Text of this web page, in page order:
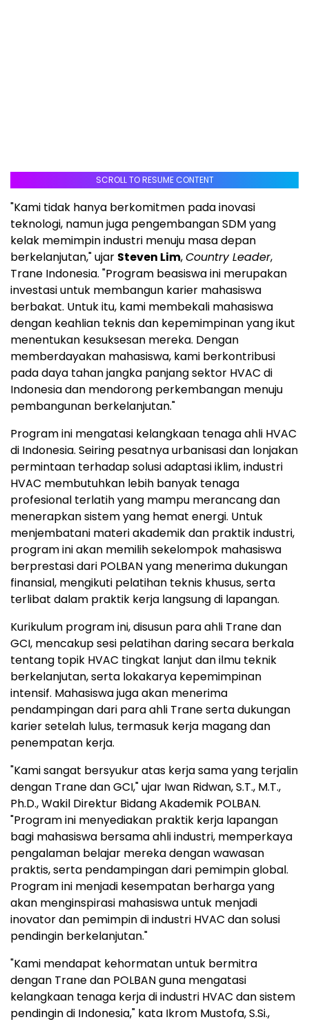
SCROLL TO RESUME CONTENT
"Kami tidak hanya berkomitmen pada inovasi
teknologi, namun juga pengembangan SDM yang
kelak memimpin industri menuju masa depan
berkelanjutan," ujar Steven Lim,Country Leader,
Trane Indonesia. "Program beasiswa ini merupakan
investasi untuk membangun karier mahasiswa
berbakat. Untuk itu, kami membekali mahasiswa
dengan keahlian teknis dan kepemimpinan yang ikut
menentukan kesuksesan mereka. Dengan
memberdayakan mahasiswa, kami berkontribusi
pada daya tahan jangka panjang sektor HVAC di
Indonesiadan mendorong perkembangan menuju
pembangunan berkelanjutan."
Program ini mengatasi kelangkaan tenaga ahli HVAC
di Indonesia. Seiring pesatnya urbanisasi dan lonjakan
permintaan terhadap solusi adaptasi iklim, industri
HVAC membutuhkan lebih banyak tenaga
profesional terlatih yang mampu merancang dan
menerapkan sistem yang hemat energi. Untuk
menjembatani materi akademik dan praktik industri,
program ini akan memilih sekelompok mahasiswa
berprestasi dari POLBAN yang menerima dukungan
finansial, mengikuti pelatihan teknis khusus, serta
terlibat dalam praktik kerja langsung di lapangan.
Kurikulum program ini, disusun para ahli Trane dan
GCI, mencakup sesi pelatihan daring secara berkala
tentang topik HVAC tingkat lanjut dan ilmu teknik
berkelanjutan, serta lokakarya kepemimpinan
intensif. Mahasiswa juga akan menerima
pendampingan dari para ahli Trane serta dukungan
karier setelah lulus, termasuk kerja magang dan
penempatan kerja.
"Kami sangat bersyukur atas kerja sama yang terjalin
dengan Trane dan GCI," ujar Iwan Ridwan, S.T., M.T.,
Ph.D., Wakil Direktur Bidang Akademik POLBAN.
"Program ini menyediakan praktik kerja lapangan
bagi mahasiswa bersama ahli industri, memperkaya
pengalaman belajar mereka dengan wawasan
praktis, serta pendampingan dari pemimpin global.
Program ini menjadi kesempatan berharga yang
akan menginspirasi mahasiswa untuk menjadi
inovator dan pemimpin di industri HVAC dan solusi
pendingin berkelanjutan."
"Kami mendapat kehormatan untuk bermitra
dengan Trane dan POLBAN guna mengatasi
kelangkaan tenaga kerja di industri HVAC dan sistem
pendingin di Indonesia," kata Ikrom Mustofa, S.Si.,